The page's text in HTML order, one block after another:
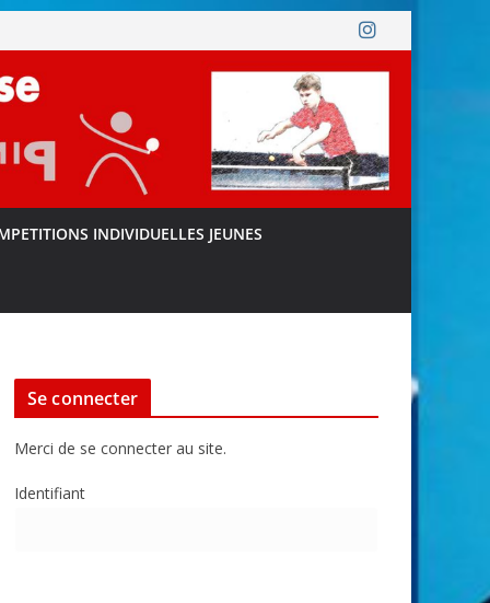
INDIVIDUELLES JEUNES
Se connecter
Merci de se connecter au site.
Identifiant